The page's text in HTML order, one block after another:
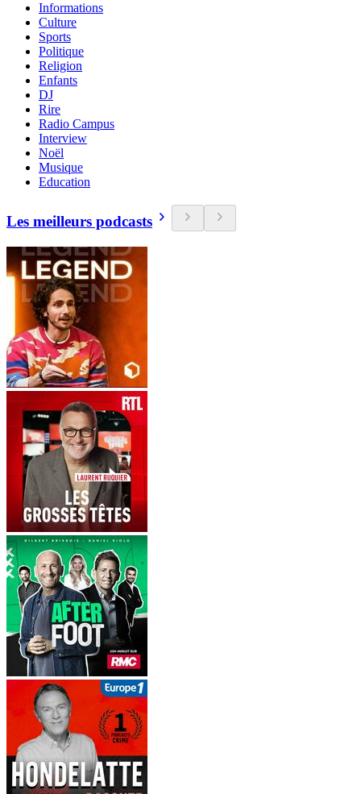
Informations
Culture
Sports
Politique
Religion
Enfants
DJ
Rire
Radio Campus
Interview
Noël
Musique
Education
Les meilleurs podcasts